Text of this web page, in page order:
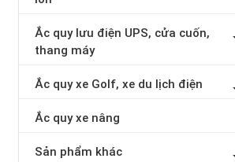
Ắc quy lưu điện UPS, cửa cuốn,
thang máy
Ắc quy xe Golf, xe du lịch điện
Ắc quy xe nâng
Sản phẩm khác